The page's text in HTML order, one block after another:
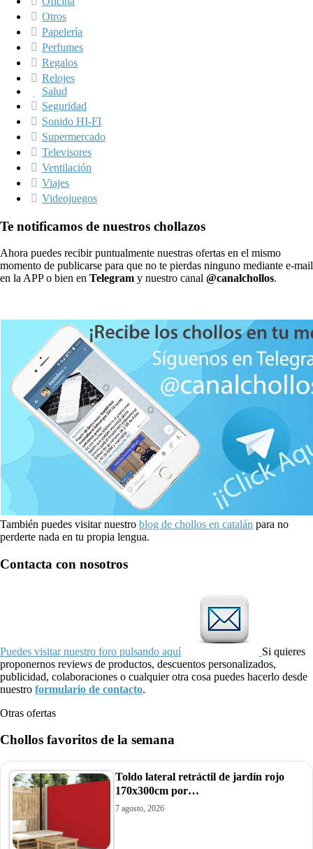
Otros
Papelería
Perfumes
Regalos
Relojes
Salud
Seguridad
Sonido HI-FI
Supermercado
Televisores
Ventilación
Viajes
Videojuegos
Te notificamos de nuestros chollazos
Ahora puedes recibir puntualmente nuestras ofertas en el mismo
momento de publicarse para que no te pierdas ninguno mediante e-mail
en la APP o bien en Telegram y nuestro canal @canalchollos.
También puedes visitar nuestro blog de chollos en catalán para no
perderte nada en tu propia lengua.
Contacta con nosotros
Puedes visitar nuestro foro pulsando aquí
Si quieres
proponernos reviews de productos, descuentos personalizados,
publicidad, colaboraciones o cualquier otra cosa puedes hacerlo desde
nuestro formulario de contacto.
Otras ofertas
Chollos favoritos de la semana
Toldo lateral retráctil de jardín rojo
170x300cm por…
7 agosto, 2026